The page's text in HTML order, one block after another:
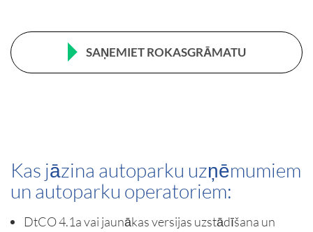
SAŅEMIET ROKASGRĀMATU
Kas jāzina autoparku uzņēmumiem
un autoparku operatoriem:
DtCO 4.1a vai jaunākas versijas uzstādīšana un